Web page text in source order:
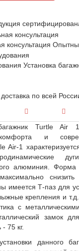
консультация
Установка
по всей
Turtle Air
и
Air-1
алюминия.
имеется Т-паз для
крепления и
с
замок
75 кг.
данного